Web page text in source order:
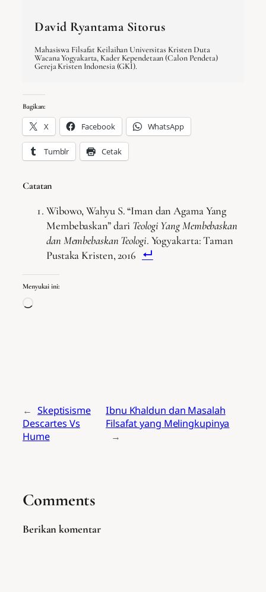
David Ryantama Sitorus
Mahasiswa Filsafat Keilaihan Universitas Kristen Duta
Wacana Yogyakarta, Kader Kependetaan (Calon Pendeta)
Gereja Kristen Indonesia (GKI).
Bagikan:
X Facebook WhatsApp
Tumblr Cetak
Catatan
Wibowo, Wahyu S. “Iman dan Agama Yang
Membebaskan” dari Teologi Yang Membebaskan
dan Membebaskan Teologi. Yogyakarta: Taman
Pustaka Kristen, 2016
Menyukai ini:
Memuat...
← Skeptisisme
Descartes Vs
Hume
Ibnu Khaldun dan Masalah
Filsafat yang Melingkupinya
→
Comments
Berikan komentar